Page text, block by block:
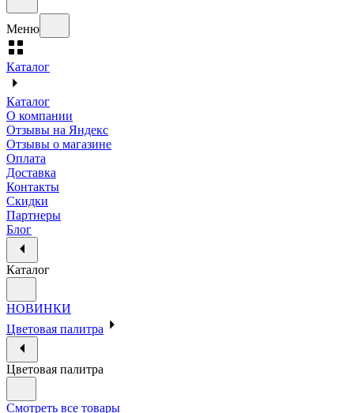
Меню
Каталог
Каталог
О компании
Отзывы на Яндекс
Отзывы о магазине
Оплата
Доставка
Контакты
Скидки
Партнеры
Блог
Каталог
НОВИНКИ
Цветовая палитра
Цветовая палитра
Смотреть все товары